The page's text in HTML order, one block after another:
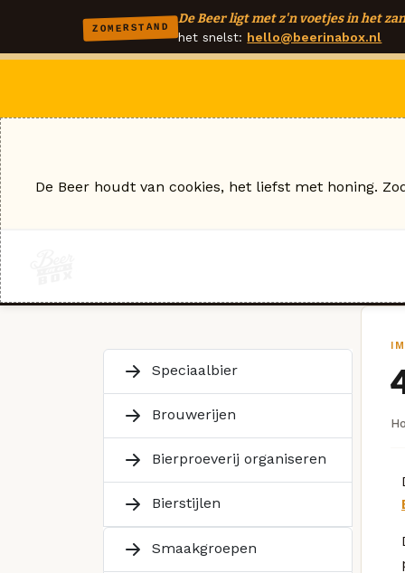
ZOMERSTAND
De Beer ligt met z'n voetjes in het
het snelst: hello@beerinabox.nl
Speciaalbier
Brouwerijen
Bierproeverij organiseren
Bierstijlen
Smaakgroepen
De Beer houdt van cookies, het liefst met honing.